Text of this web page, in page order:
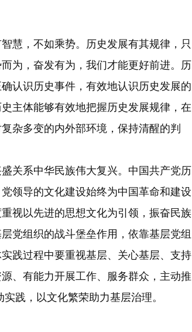
，不如乘势。历史发展有其规律，只
为，奋发有为，我们才能更好前进。历
认识历史事件，有效地认识历史发展的
主体能够有效地把握历史发展规律，在
杂多变的内外部环境，保持清醒的判
系中华民族伟大复兴。中国共产党历
领导的文化建设始终为中国革命和建设
视以先进的思想文化为引领，振奋民族
党组织的战斗堡垒作用，依靠基层党组
践过程中要重视基层、关心基层、支持
、有能力开展工作、服务群众，主动推
践，以文化繁荣助力基层治理。